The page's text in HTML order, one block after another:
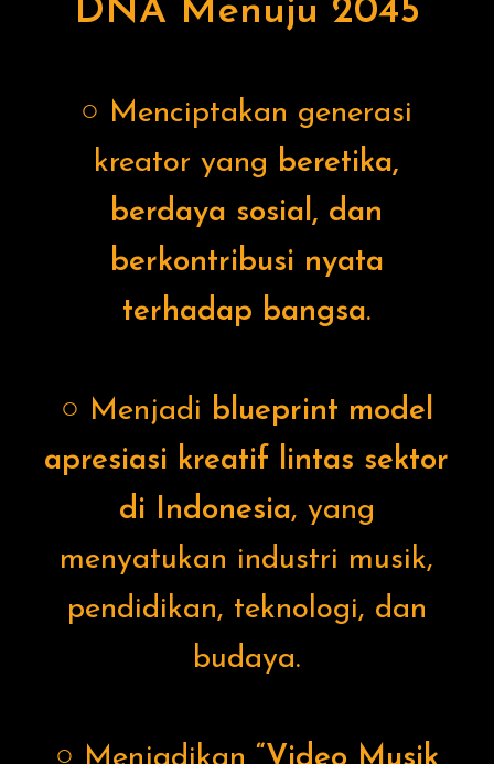
DNA Menuju 2045
○ Menciptakan generasi
kreator yang beretika,
berdaya sosial, dan
berkontribusi nyata
terhadap bangsa.
○ Menjadi blueprint model
apresiasi kreatif lintas sektor
di Indonesia, yang
menyatukan industri musik,
pendidikan, teknologi, dan
budaya.